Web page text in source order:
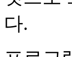
다.